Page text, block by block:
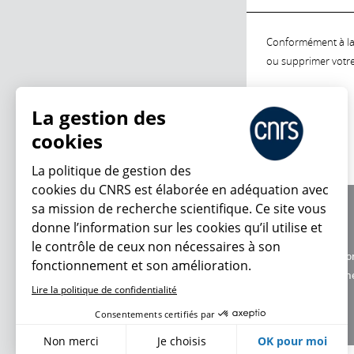
Conformément à
ou supprimer
Charte
Données
La gestion des
cookies
La politique de gestion des
cookies du CNRS est élaborée en adéquation avec
sa mission de recherche scientifique. Ce site vous
donne l’information sur les cookies qu’il utilise et
le contrôle de ceux non nécessaires à son
fonctionnement et son amélioration.
Lire la politique de confidentialité
Consentements certifiés par
Non merci Je choisis OK pour moi